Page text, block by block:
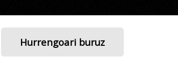
Hurrengoari buruz